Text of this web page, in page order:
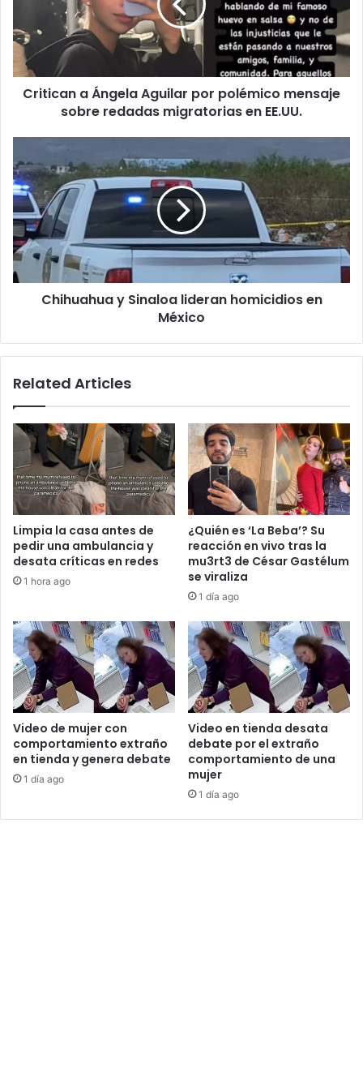
mensaje
sobre
redadas
migratorias
Critican a Ángela Aguilar por polémico mensaje
sobre redadas migratorias en EE.UU.
y
Sinaloa
lideran
homicidios
en
México
Chihuahua y Sinaloa lideran homicidios en
México
Related Articles
Limpia la casa antes de
pedir una ambulancia y
desata críticas en redes
1 hora ago
¿Quién es ‘La Beba’? Su
reacción en vivo tras la
mu3rt3 de César Gastélum
se viraliza
1 día ago
Video de mujer con
comportamiento extraño
en tienda y genera debate
1 día ago
Video en tienda desata
debate por el extraño
comportamiento de una
mujer
1 día ago